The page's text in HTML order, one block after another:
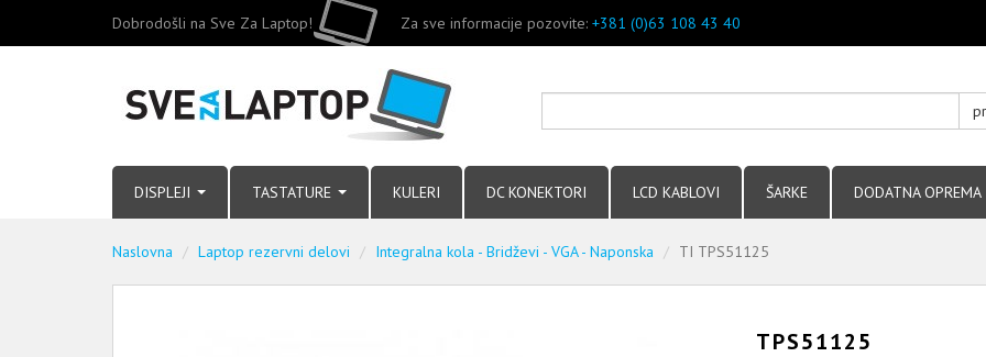
Dobrodošli na Sve Za Laptop! Za sve informacije pozovite: +381 (0)63 108 43 40
DISPLEJI TASTATURE KULERI DC KONEKTORI LCD KABLOVI ŠARKE DODATNA OPREMA
Naslovna Laptop rezervni delovi Integralna kola - Bridževi - VGA - Naponska TI TPS51125
TPS51125